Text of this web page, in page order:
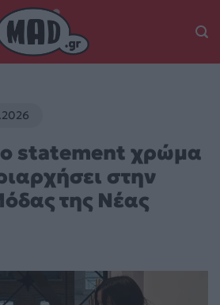
statement χρώμα
στην
της Νέας